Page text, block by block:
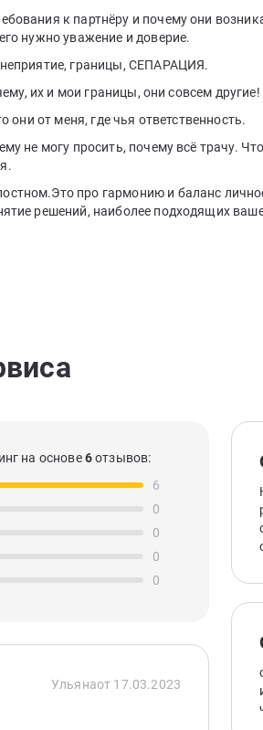
к партнёру и почему они
нужно уважение и доверие.
границы, СЕПАРАЦИЯ.
их и мои границы, они совсем другие!
от меня, где чья ответственность.
не могу просить, почему всё трачу. Что
про гармонию и баланс
решений, наиболее подходящих
на основе6отзывов:
6
0
0
0
0
Ульянаот 17.03.2023